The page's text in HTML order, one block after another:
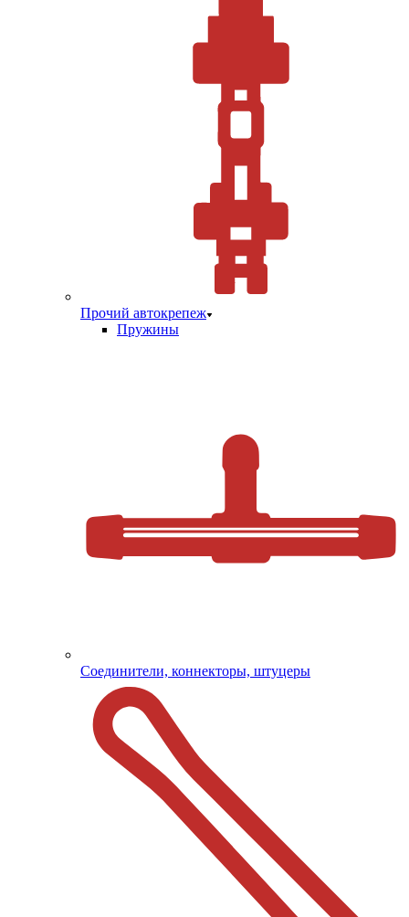
Прочий автокрепеж
Пружины
Соединители, коннекторы, штуцеры